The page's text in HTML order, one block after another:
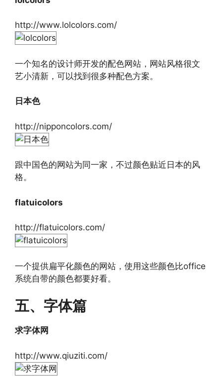
http://www.lolcolors.com/
一个知名的设计师开发的配色网站，网站风格很文
艺小清新，可以找到很多种配色方案。
日本色
http://nipponcolors.com/
跟中国色的网站为同一家，不过颜色贴近日本的风
格。
flatuicolors
http://flatuicolors.com/
一个提供扁平化颜色的网站，使用这些颜色比office
系统自带的颜色都要好看。
五、字体篇
求字体网
http://www.qiuziti.com/